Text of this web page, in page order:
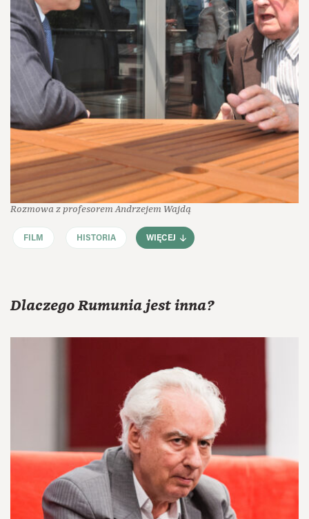
Rozmowa z profesorem Andrzejem Wajdą
FILM HISTORIA WIĘCEJ
Dlaczego Rumunia jest inna?